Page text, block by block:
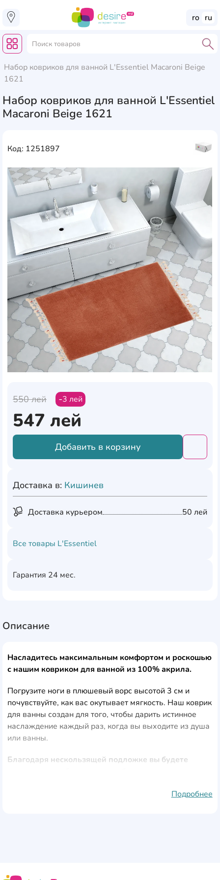
ro ru
Набор ковриков для ванной L'Essentiel Macaroni Beige
1621
Набор ковриков для ванной L'Essentiel
Macaroni Beige 1621
Код: 1251897
550лей 3 лей
547 лей
Добавить в корзину
Доставка в: Кишинев
Доставка курьером 50 лей
Все товары L'Essentiel
Гарантия 24 мес.
Описание
Насладитесь максимальным комфортом и роскошью
с нашим ковриком для ванной из 100% акрила.
Погрузите ноги в плюшевый ворс высотой 3 см и
почувствуйте, как вас окутывает мягкость. Наш коврик
для ванны создан для того, чтобы дарить истинное
наслаждение каждый раз, когда вы выходите из душа
или ванны.
Благодаря нескользящей подложке вы будете
Подробнее